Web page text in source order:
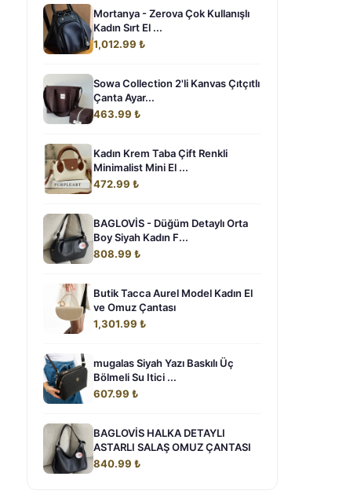
Mortanya - Zerova Çok Kullanışlı
Kadın Sırt El ...
1,012.99 ₺
Sowa Collection 2'li Kanvas Çıtçıtlı
Çanta Ayar...
463.99 ₺
Kadın Krem Taba Çift Renkli
Minimalist Mini El ...
472.99 ₺
BAGLOVİS - Düğüm Detaylı Orta
Boy Siyah Kadın F...
808.99 ₺
Butik Tacca Aurel Model Kadın El
ve Omuz Çantası
1,301.99 ₺
mugalas Siyah Yazı Baskılı Üç
Bölmeli Su Itici ...
607.99 ₺
BAGLOVİS HALKA DETAYLI
ASTARLI SALAŞ OMUZ ÇANTASI
840.99 ₺